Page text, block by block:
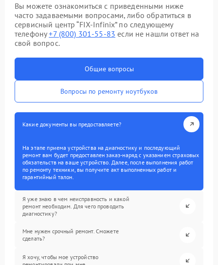
Вы можете ознакомиться с приведенными ниже
часто задаваемыми вопросами, либо обратиться в
сервисный центр “FIX-Infinix” по следующему
телефону+7 (800) 301-55-83 если не нашли ответ на
свой вопрос.
Общие вопросы
Вопросы по ремонту ноутбуков
Какие документы вы предоставляете?
На этапе приема устройства на диагностику и последующий
ремонт вам будет предоставлен заказ-наряд с указанием страховых
обязательств на ваше устройство. Далее, после выполнения работ
по ремонту техники, вы получите акт выполненных работ и
гарантийный талон.
Я уже знаю в чем неисправность и какой
ремонт необходим. Для чего проводить
диагностику?
Мне нужен срочный ремонт. Сможете
сделать?
Я хочу, чтобы мое устройство